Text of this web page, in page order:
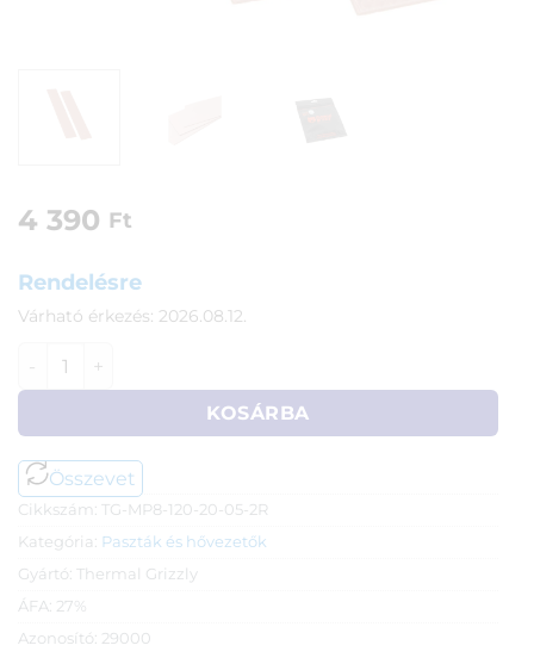
4 390 Ft
Rendelésre
Várható érkezés: 2026.08.12.
KOSÁRBA
Összevet
Cikkszám: TG-MP8-120-20-05-2R
Kategória: Paszták és hővezetők
Gyártó: Thermal Grizzly
ÁFA: 27%
Azonosító: 29000